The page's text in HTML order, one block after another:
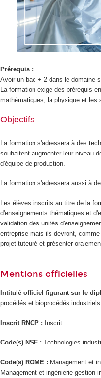
Prérequis :
Avoir un bac + 2 dans le domaine
La formation exige des prérequis
mathématiques, la physique et les
Objectifs
La formation s'adressera à des
souhaitent augmenter leur niveau
d'équipe de production.
La formation s'adressera aussi à
Les élèves inscrits au titre de la
d'enseignements thématiques et
validation des unités
entreprise mais ils devront,
projet tuteuré et présenter
Mentions officielles
Intitulé officiel figurant sur le
procédés et bioprocédés
Inscrit RNCP : Inscrit
Code(s) NSF :Technologies
Code(s) ROME : Management et
Management et ingénierie gestion